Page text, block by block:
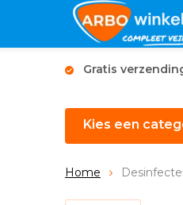
Gratis
Kies een
Home